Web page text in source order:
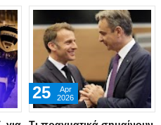
03
Jun
2026